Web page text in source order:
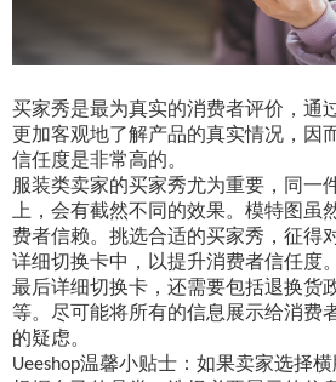
买家秀是最为真实的消费者评价，通
更加客观地了解产品的真实情况，因
信任度是非常高的。
服装类卖家的买家秀尤为重要，同一
上，会有截然不同的效果。模特图虽
费者信赖。挑选合适的买家秀，征得
详细切换卡中，以提升消费者信任度。
最后详细切换卡，还需要包括退换货
等。尽可能将所有的信息展示给消费
的疑虑。
Ueeshop温馨小贴士：如果卖家选择